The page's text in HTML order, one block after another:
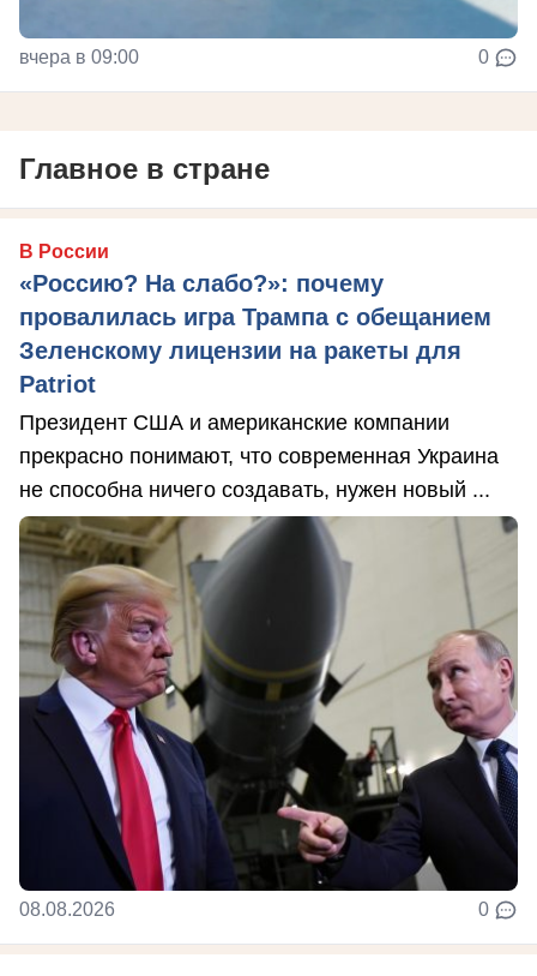
вчера в 09:00 0
Главное в стране
В России
«Россию? На слабо?»: почему
провалилась игра Трампа с обещанием
Зеленскому лицензии на ракеты для
Patriot
Президент США и американские компании
прекрасно понимают, что современная Украина
не способна ничего создавать, нужен новый ...
08.08.2026 0